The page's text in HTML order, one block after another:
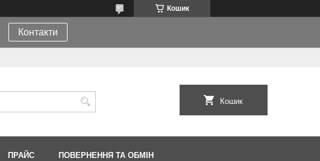
Кошик
Контакти
Кошик
ПРАЙС ПОВЕРНЕННЯ ТА ОБМІН